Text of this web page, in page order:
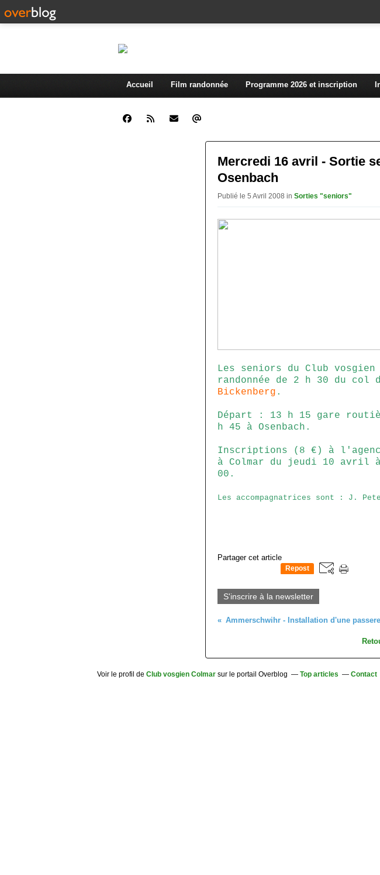
Accueil Film randonnée Programme 2026 et inscription
Mercredi 16 avril - Sortie
Osenbach
Publié le 5 Avril 2008 in Sorties "seniors"
Les seniors du Club vosgien
randonnée de 2 h 30 du col
Bickenberg .
Départ : 13 h 15 gare
h 45 à Osenbach.
Inscriptions (8 €) à
à Colmar du jeudi 10 avril
00.
Les accompagnatrices sont : J.
Partager cet article
Repost
S'inscrire à la newsletter
Voir le profil de Club vosgien Colmar sur le portail Overblog Top articles Contact